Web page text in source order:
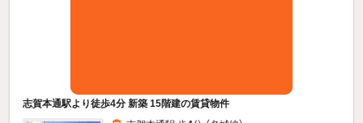
志賀本通駅より徒歩4分 新築 15階建の賃貸物件